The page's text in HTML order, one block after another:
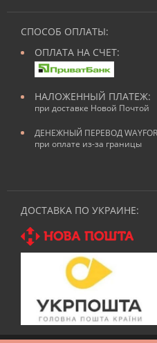
СПОСОБ ОПЛАТЫ:
ОПЛАТА НА СЧЕТ:
НАЛОЖЕННЫЙ ПЛАТЕЖ:
при доставке Новой Почтой
ДЕНЕЖНЫЙ ПЕРЕВОД
при оплате из-за границы
ДОСТАВКА ПО УКРАИНЕ: